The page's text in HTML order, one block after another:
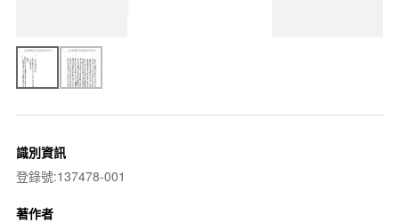
識別資訊
登錄號:137478-001
著作者